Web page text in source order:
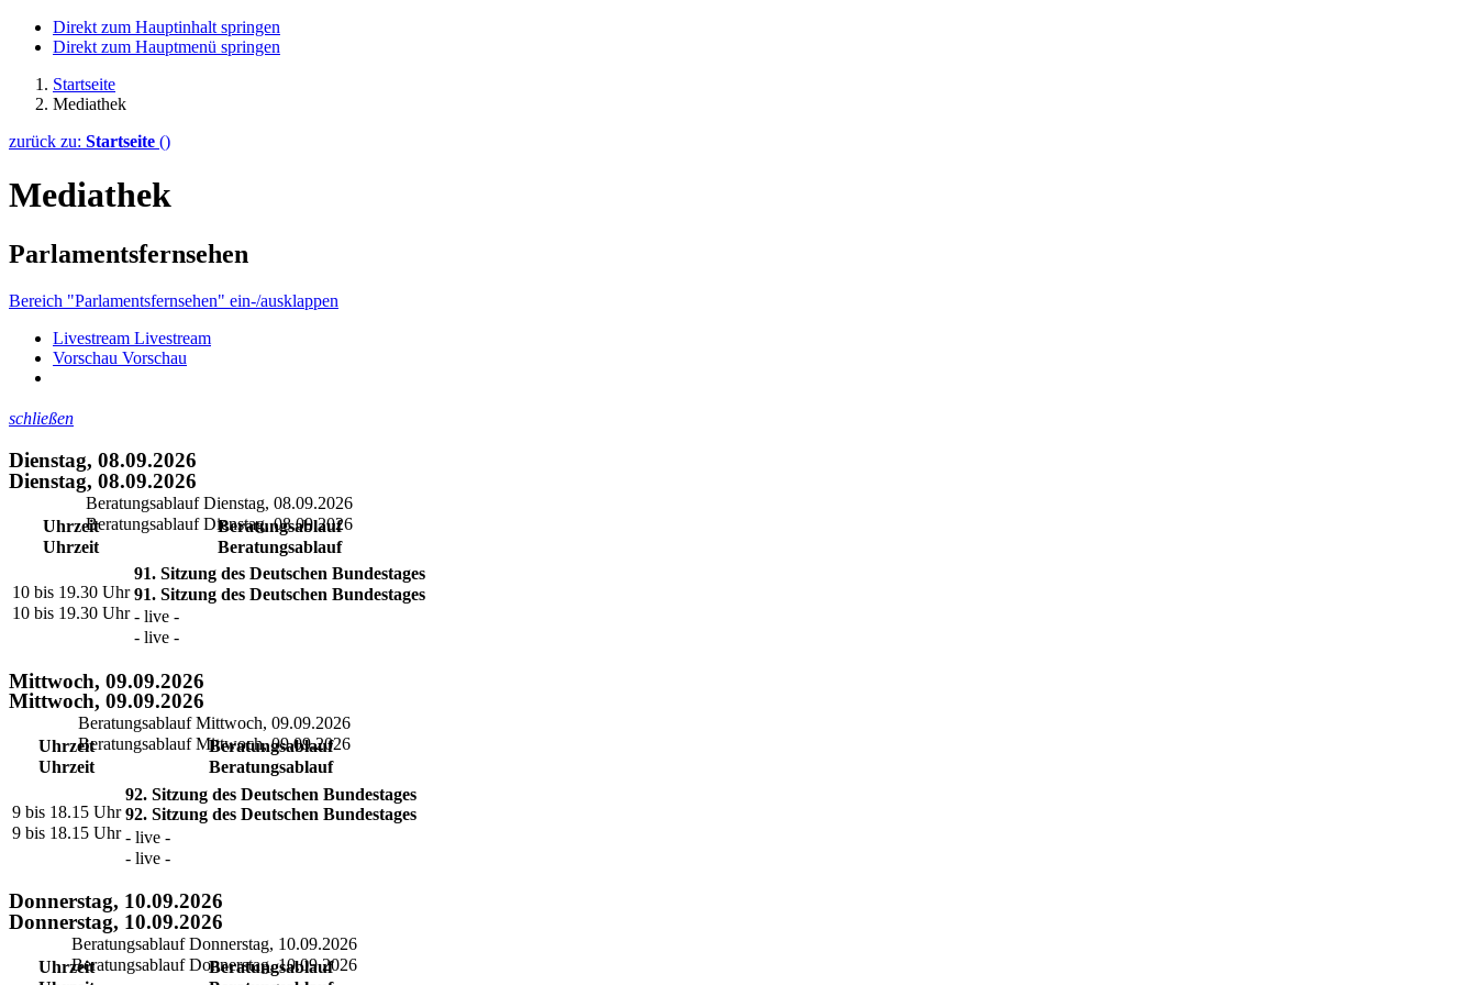
Direkt zum Hauptinhalt springen
Direkt zum Hauptmenü springen
Startseite
Mediathek
zurück zu: Startseite ()
Mediathek
Parlamentsfernsehen
Bereich "Parlamentsfernsehen" ein-/ausklappen
Livestream Livestream
Vorschau Vorschau
schließen
Dienstag, 08.09.2026
Beratungsablauf Dienstag, 08.09.2026
Uhrzeit
Beratungsablauf
10 bis 19.30 Uhr
91. Sitzung des Deutschen Bundestages
- live -
Mittwoch, 09.09.2026
Beratungsablauf Mittwoch, 09.09.2026
Uhrzeit
Beratungsablauf
9 bis 18.15 Uhr
92. Sitzung des Deutschen Bundestages
- live -
Donnerstag, 10.09.2026
Beratungsablauf Donnerstag, 10.09.2026
Uhrzeit
Beratungsablauf
Dienstag, 08.09.2026
Beratungsablauf Dienstag, 08.09.2026
Uhrzeit
Beratungsablauf
10 bis 19.30 Uhr
91. Sitzung des Deutschen Bundestages
- live -
Mittwoch, 09.09.2026
Beratungsablauf Mittwoch, 09.09.2026
Uhrzeit
Beratungsablauf
9 bis 18.15 Uhr
92. Sitzung des Deutschen Bundestages
- live -
Donnerstag, 10.09.2026
Beratungsablauf Donnerstag, 10.09.2026